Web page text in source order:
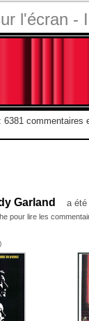
l'écran -
6381
Garland a été
pour lire les